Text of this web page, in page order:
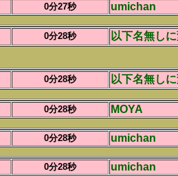
0分27秒 umichan
0分28秒 以下名無し
0分28秒 以下名無し
0分28秒 MOYA
0分28秒 umichan
0分28秒 umichan